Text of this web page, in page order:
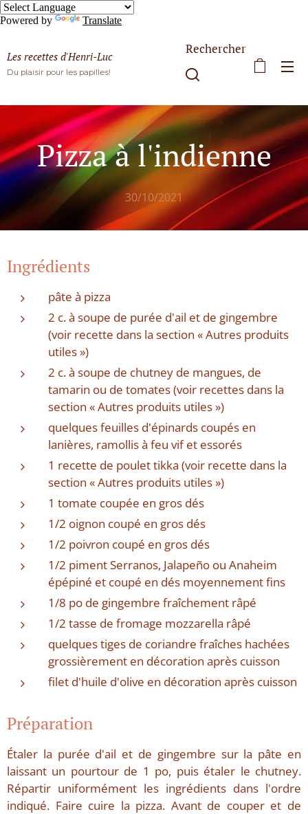
Powered by Translate
Les recettes d'Henri-Luc
Du plaisir pour les papilles!
Rechercher
Pizza à l'indienne
30/10/2021
Ingrédients
pâte à pizza
2 c. à soupe de purée d'ail et de gingembre
(voir recette dans la section « Autres produits
utiles »)
2 c. à soupe de chutney de mangues, de
tamarin ou de tomates (voir recettes dans la
section « Autres produits utiles »)
quelques feuilles d'épinards coupés en
lanières, ramollis à feu vif et essorés
1 recette de poulet tikka (voir recette dans la
section « Autres produits utiles »)
1 tomate coupée en gros dés
1/2 oignon coupé en gros dés
1/2 poivron coupé en gros dés
1/2 piment Serranos, Jalapeño ou Anaheim
épépiné et coupé en dés moyennement fins
1/8 po de gingembre fraîchement râpé
1/2 tasse de fromage mozzarella râpé
quelques tiges de coriandre fraîches hachées
grossièrement en décoration après cuisson
filet d'huile d'olive en décoration après cuisson
Préparation
Étaler la purée d'ail et de gingembre sur la pâte en
laissant un pourtour de 1 po, puis étaler le chutney.
Répartir uniformément les ingrédients dans l'ordre
indiqué. Faire cuire la pizza. Avant de couper et de